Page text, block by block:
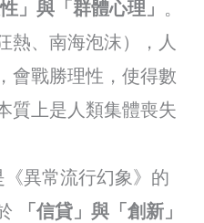
性」與「群體心理」 。
熱、南海泡沫），人
會戰勝理性，使得數
質上是人類集體喪失
異常流行幻象》的
「信貸」與「創新」